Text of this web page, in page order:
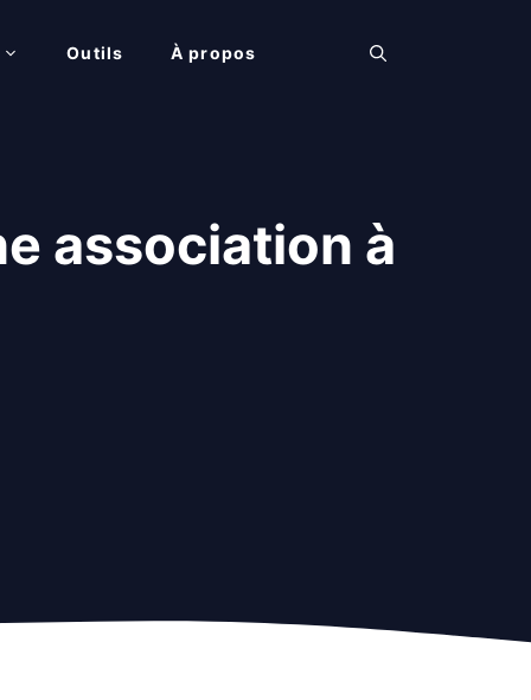
Outils À propos
association à